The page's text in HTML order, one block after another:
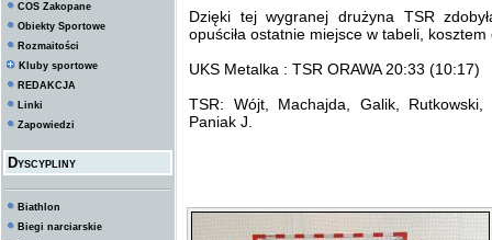
COS Zakopane
Obiekty Sportowe
Rozmaitości
Kluby sportowe
REDAKCJA
Linki
Zapowiedzi
Dyscypliny
Biathlon
Biegi narciarskie
Dzięki tej wygranej drużyna TSR
opuściła ostatnie miejsce w tabeli,
UKS Metalka : TSR ORAWA 20:33 (10:17)
TSR: Wójt, Machajda, Galik,
Paniak J.